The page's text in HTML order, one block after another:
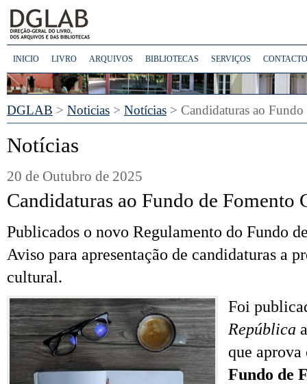
INICIO LIVRO ARQUIVOS BIBLIOTECAS SERVIÇOS
DGLAB > Noticias > Notícias > Candidaturas ao
Notícias
20 de Outubro de 2025
Candidaturas ao Fundo de Fomento
Publicados o novo Regulamento do Fundo
Aviso para apresentação de candidaturas a
cultural.
Foi
República
que
Fundo de